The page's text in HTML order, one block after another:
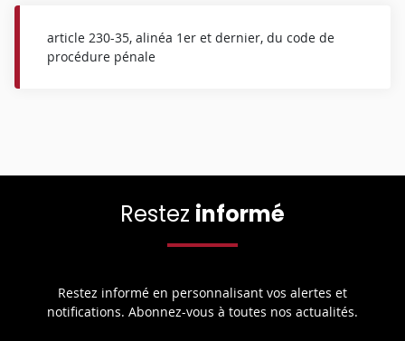
article 230-35, alinéa 1er et dernier, du code de
procédure pénale
Restez informé
Restez informé en personnalisant vos alertes et
notifications. Abonnez-vous à toutes nos actualités.